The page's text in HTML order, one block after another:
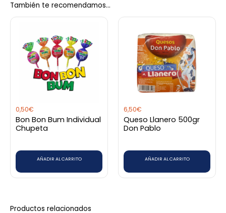
Sé el primero en valorar “Caldero
De Alumino 42 Cm”
Debesaccederpara publicar una valoración.
También te recomendamos…
0,50€
Bon Bon Bum Individual
Chupeta
AÑADIR AL CARRITO
6,50€
Queso Llanero 500gr
Don Pablo
AÑADIR AL CARRITO
Productos relacionados